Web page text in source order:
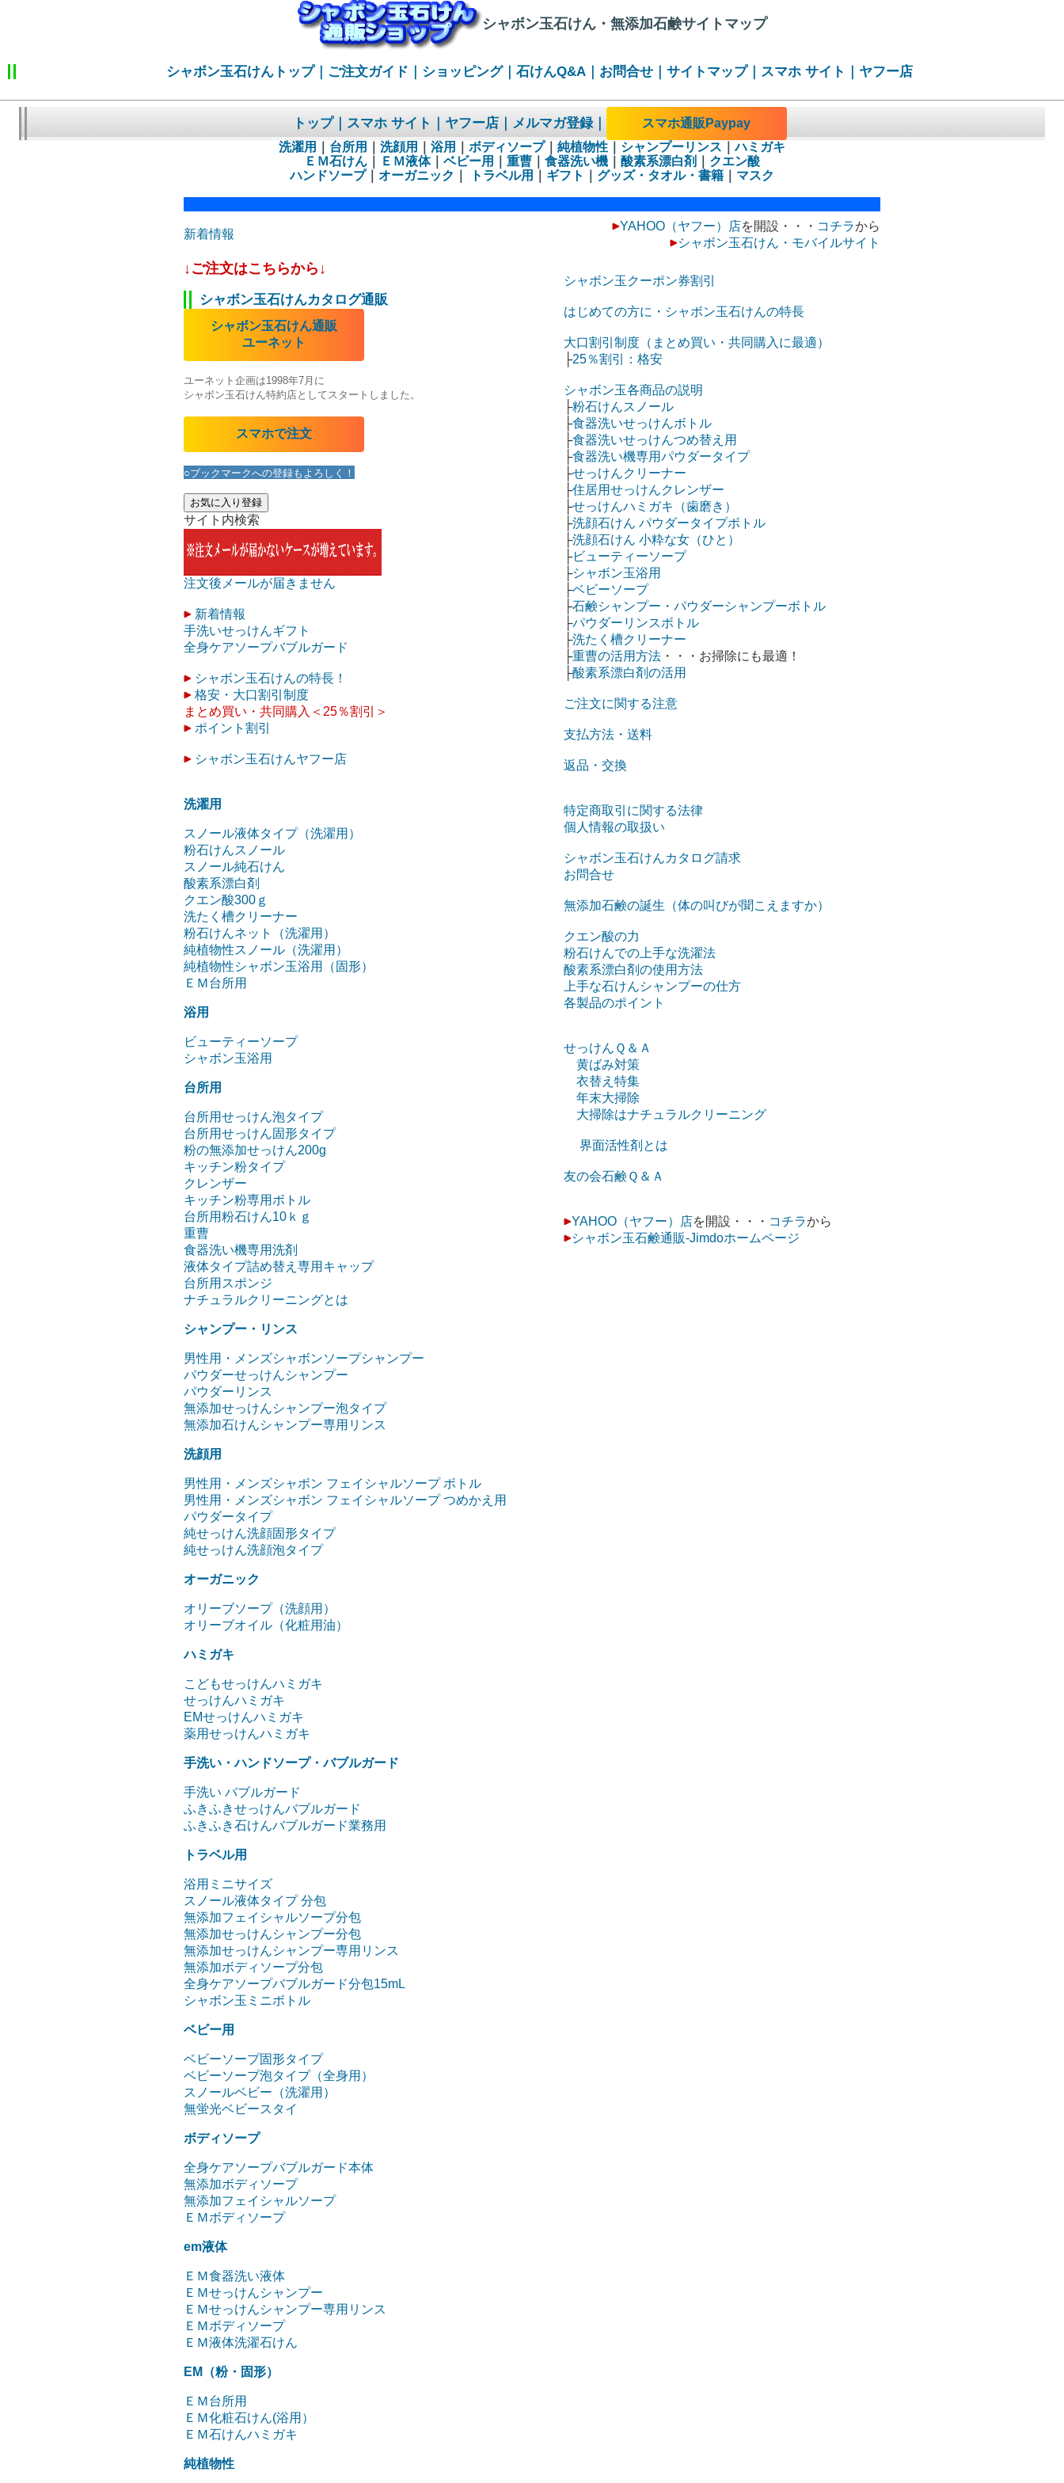
シャボン玉石けん・無添加石鹸サイトマップ
シャボン玉石けんトップ｜ ご注文ガイド ショッピング｜石けんQ&A お問合せ ｜サイトマップ｜ スマホ サイト ヤフー店
トップ｜スマホ サイト｜ヤフー店｜メルマガ登録｜
スマホ通販Paypay
洗濯用
台所用 洗顔用 浴用 ボディソープ｜ 純植物性｜ シャンプーリンス ｜ハミガキ
ＥＭ石けん｜ ＥＭ液体｜ ベビー用 重曹｜ 食器洗い機｜ 酸素系漂白剤
クエン酸
ハンドソープ｜ オーガニック トラベル用 ギフト グッズ・タオル・書籍｜ マスク
新着情報
YAHOO（ヤフー）店を開設・・・ コチラから
シャボン玉石けん・モバイルサイト
↓ご注文はこちらから↓
シャボン玉石けんカタログ通販
シャボン玉石けん通販
ユーネット
ユーネット企画は1998年7月に
シャボン玉石けん特約店としてスタートしました。
スマホで注文
○ブックマークへの登録もよろしく！
お気に入り登録
サイト内検索
注文後メールが届きません
新着情報
手洗いせっけんギフト
全身ケアソープバブルガード
シャボン玉石けんの特長！
格安・大口割引制度
まとめ買い・共同購入＜25％割引＞
ポイント割引
シャボン玉石けんヤフー店
洗濯用
スノール液体タイプ（洗濯用）
粉石けんスノール
スノール純石けん
酸素系漂白剤
クエン酸300ｇ
洗たく槽クリーナー
粉石けんネット（洗濯用）
純植物性スノール（洗濯用）
純植物性シャボン玉浴用（固形）
ＥＭ台所用
浴用
ビューティーソープ
シャボン玉浴用
台所用
台所用せっけん泡タイプ
台所用せっけん固形タイプ
粉の無添加せっけん200g
キッチン粉タイプ
クレンザー
キッチン粉専用ボトル
台所用粉石けん10ｋｇ
重曹
食器洗い機専用洗剤
液体タイプ詰め替え専用キャップ
台所用スポンジ
ナチュラルクリーニングとは
シャンプー・リンス
男性用・メンズシャボンソープシャンプー
パウダーせっけんシャンプー
パウダーリンス
無添加せっけんシャンプー泡タイプ
無添加石けんシャンプー専用リンス
洗顔用
男性用・メンズシャボン フェイシャルソープ ボトル
男性用・メンズシャボン フェイシャルソープ つめかえ用
パウダータイプ
純せっけん洗顔固形タイプ
純せっけん洗顔泡タイプ
オーガニック
オリーブソープ（洗顔用）
オリーブオイル（化粧用油）
ハミガキ
こどもせっけんハミガキ
せっけんハミガキ
EMせっけんハミガキ
薬用せっけんハミガキ
手洗い・ハンドソープ・バブルガード
手洗い バブルガード
ふきふきせっけんバブルガード
ふきふき石けんバブルガード業務用
トラベル用
浴用ミニサイズ
スノール液体タイプ 分包
無添加フェイシャルソープ分包
無添加せっけんシャンプー分包
無添加せっけんシャンプー専用リンス
無添加ボディソープ分包
全身ケアソープバブルガード分包15mL
シャボン玉ミニボトル
ベビー用
ベビーソープ固形タイプ
ベビーソープ泡タイプ（全身用）
スノールベビー（洗濯用）
無蛍光ベビースタイ
ボディソープ
全身ケアソープバブルガード本体
無添加ボディソープ
無添加フェイシャルソープ
ＥＭボディソープ
em液体
ＥＭ食器洗い液体
ＥＭせっけんシャンプー
ＥＭせっけんシャンプー専用リンス
ＥＭボディソープ
ＥＭ液体洗濯石けん
EM（粉・固形）
ＥＭ台所用
ＥＭ化粧石けん(浴用）
ＥＭ石けんハミガキ
純植物性
シャボン玉クーポン券割引
はじめての方に・シャボン玉石けんの特長
大口割引制度（まとめ買い・共同購入に最適）
├25％割引：格安
シャボン玉各商品の説明
├粉石けんスノール
├食器洗いせっけんボトル
├食器洗いせっけんつめ替え用
├食器洗い機専用パウダータイプ
├せっけんクリーナー
├住居用せっけんクレンザー
├せっけんハミガキ（歯磨き）
├洗顔石けん パウダータイプボトル
├洗顔石けん 小粋な女（ひと）
├ビューティーソープ
├シャボン玉浴用
├ベビーソープ
├石鹸シャンプー・パウダーシャンプーボトル
├パウダーリンスボトル
├洗たく槽クリーナー
├重曹の活用方法 ・・・お掃除にも最適！
├酸素系漂白剤の活用
ご注文に関する注意
支払方法・送料
返品・交換
特定商取引に関する法律
個人情報の取扱い
シャボン玉石けんカタログ請求
お問合せ
無添加石鹸の誕生（体の叫びが聞こえますか）
クエン酸の力
粉石けんでの上手な洗濯法
酸素系漂白剤の使用方法
上手な石けんシャンプーの仕方
各製品のポイント
せっけんＱ＆Ａ
黄ばみ対策
衣替え特集
年末大掃除
大掃除はナチュラルクリーニング
界面活性剤とは
友の会石鹸Ｑ＆Ａ
YAHOO（ヤフー）店を開設・・・ コチラから
シャボン玉石鹸通販-Jimdoホームページ